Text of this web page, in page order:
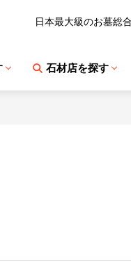
日本最大級のお墓総
石材店を探す